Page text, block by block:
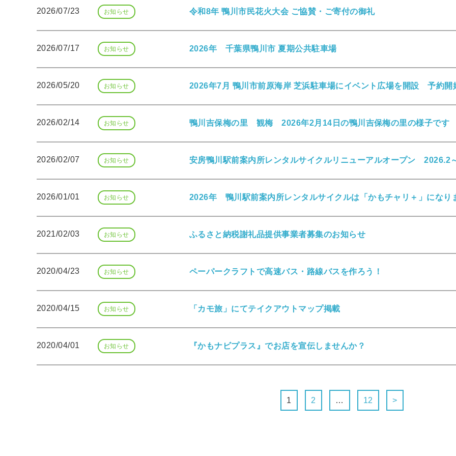
鴨川について
生活
観光ガイド
レンタサイクル
2026/07/23 お知らせ 令和8年 鴨川市民花火大会 ご協賛・ご寄付の御礼
2026/07/17 お知らせ 2026年 千葉県鴨川市 夏期公共駐車場
2026/05/20 お知らせ 2026年7月 鴨川市前原海岸 芝浜駐車場にイベント広場を開設 予約開
2026/02/14 お知らせ 鴨川吉保梅の里 観梅 2026年2月14日の鴨川吉保梅の里の様子です
2026/02/07 お知らせ 安房鴨川駅前案内所レンタルサイクルリニューアルオープン 2026.2
2026/01/01 お知らせ 2026年 鴨川駅前案内所レンタルサイクルは「かもチャリ＋」になり
2021/02/03 お知らせ ふるさと納税謝礼品提供事業者募集のお知らせ
2020/04/23 お知らせ ペーパークラフトで高速バス・路線バスを作ろう！
2020/04/15 お知らせ 「カモ旅」にてテイクアウトマップ掲載
2020/04/01 お知らせ 『かもナビプラス』でお店を宣伝しませんか？
1 2 … 12 >